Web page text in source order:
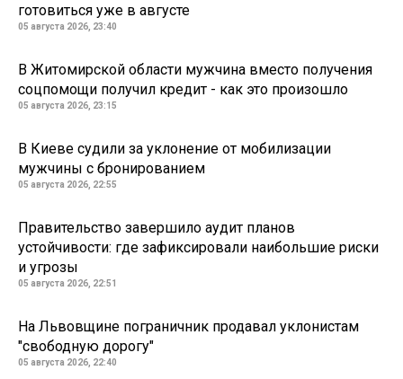
готовиться уже в августе
05 августа 2026, 23:40
В Житомирской области мужчина вместо получения
соцпомощи получил кредит - как это произошло
05 августа 2026, 23:15
В Киеве судили за уклонение от мобилизации
мужчины с бронированием
05 августа 2026, 22:55
Правительство завершило аудит планов
устойчивости: где зафиксировали наибольшие риски
и угрозы
05 августа 2026, 22:51
На Львовщине пограничник продавал уклонистам
"свободную дорогу"
05 августа 2026, 22:40